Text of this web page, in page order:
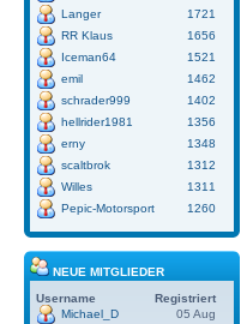
Langer
1721
RR Klaus
1656
Iceman64
1521
emil
1462
schrader999
1402
hellrider1981
1356
erny
1348
scaltbrok
1312
Willes
1311
Pepic-Motorsport
1260
NEUE MITGLIEDER
Username
Registriert
Michael_D
05 Aug